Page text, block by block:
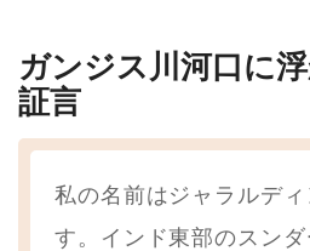
ガンジス川河口に
証言
私の名前はジャラルデ
す。インド東部のスン